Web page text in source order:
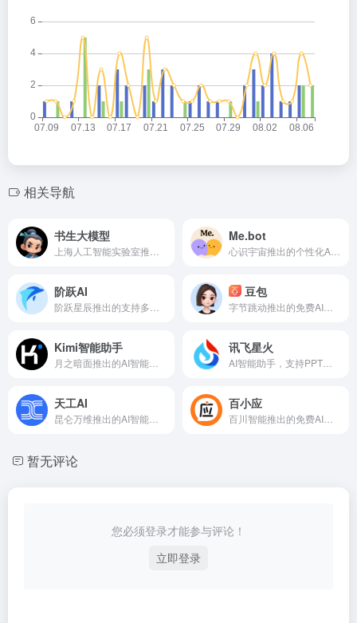
相关导航
书生大模型 Me.bot
阶跃AI 豆包
Kimi智能助手 讯飞星火
天工AI 百小应
暂无评论
您必须登录才能参与评论！
立即登录